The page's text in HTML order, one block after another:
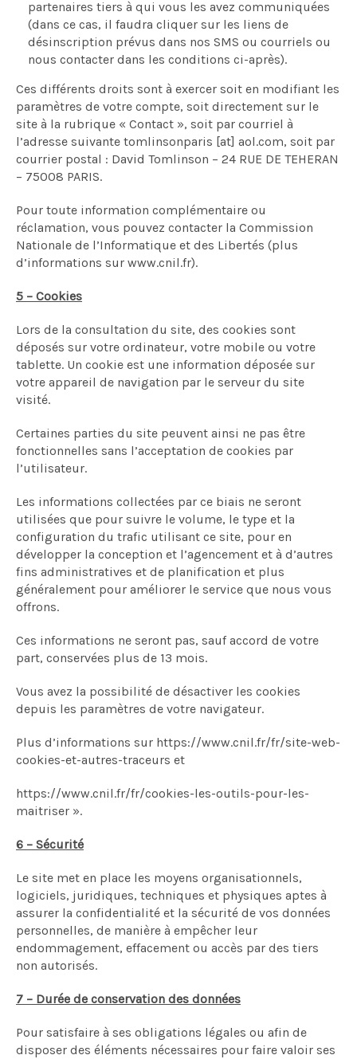
partenaires tiers à qui vous les avez communiquées
(dans ce cas, il faudra cliquer sur les liens de
désinscription prévus dans nos SMS ou courriels ou
nous contacter dans les conditions ci-après).
Ces différents droits sont à exercer soit en modifiant les
paramètres de votre compte, soit directement sur le
site à la rubrique « Contact », soit par courriel à
l’adresse suivante tomlinsonparis [at] aol.com, soit par
courrier postal : David Tomlinson – 24 RUE DE TEHERAN
– 75008 PARIS.
Pour toute information complémentaire ou
réclamation, vous pouvez contacter la Commission
Nationale de l’Informatique et des Libertés (plus
d’informations sur www.cnil.fr).
5 – Cookies
Lors de la consultation du site, des cookies sont
déposés sur votre ordinateur, votre mobile ou votre
tablette. Un cookie est une information déposée sur
votre appareil de navigation par le serveur du site
visité.
Certaines parties du site peuvent ainsi ne pas être
fonctionnelles sans l’acceptation de cookies par
l’utilisateur.
Les informations collectées par ce biais ne seront
utilisées que pour suivre le volume, le type et la
configuration du trafic utilisant ce site, pour en
développer la conception et l’agencement et à d’autres
fins administratives et de planification et plus
généralement pour améliorer le service que nous vous
offrons.
Ces informations ne seront pas, sauf accord de votre
part, conservées plus de 13 mois.
Vous avez la possibilité de désactiver les cookies
depuis les paramètres de votre navigateur.
Plus d’informations sur https://www.cnil.fr/fr/site-web-
cookies-et-autres-traceurs et
https://www.cnil.fr/fr/cookies-les-outils-pour-les-
maitriser ».
6 – Sécurité
Le site met en place les moyens organisationnels,
logiciels, juridiques, techniques et physiques aptes à
assurer la confidentialité et la sécurité de vos données
personnelles, de manière à empêcher leur
endommagement, effacement ou accès par des tiers
non autorisés.
7 – Durée de conservation des données
Pour satisfaire à ses obligations légales ou afin de
disposer des éléments nécessaires pour faire valoir ses